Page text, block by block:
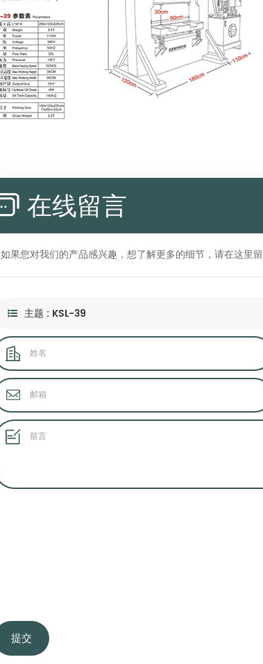
在线留言
如果您对我们的产品感兴趣，想了解更多的细节，请在这里
主题 : KSL-39